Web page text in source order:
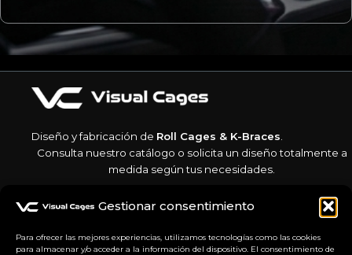
Gestionar consentimiento
Para ofrecer las mejores experiencias, utilizamos tecnologías como las cookies
para almacenar y/o acceder a la información del dispositivo. El consentimiento de
Diseño y fabricación de Roll Cages & K-Braces
Consulta nuestro catálogo o solicita un diseño totalmente a
medida según tus necesidades.